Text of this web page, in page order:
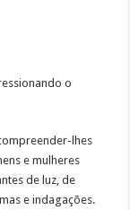
o
lhes
e mulheres
de luz, de
e indagações.